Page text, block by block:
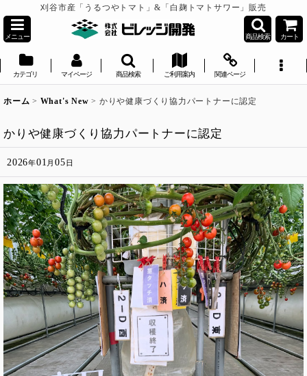
刈谷市産「うるつやトマト」&「白麹トマトサワー」販売
メニュー 商品検索 カート
カテゴリ マイページ 商品検索 ご利用案内 関連ページ
ホーム > What's New > かりや健康づくり協力パートナーに認定
かりや健康づくり協力パートナーに認定
2026年01 月05日